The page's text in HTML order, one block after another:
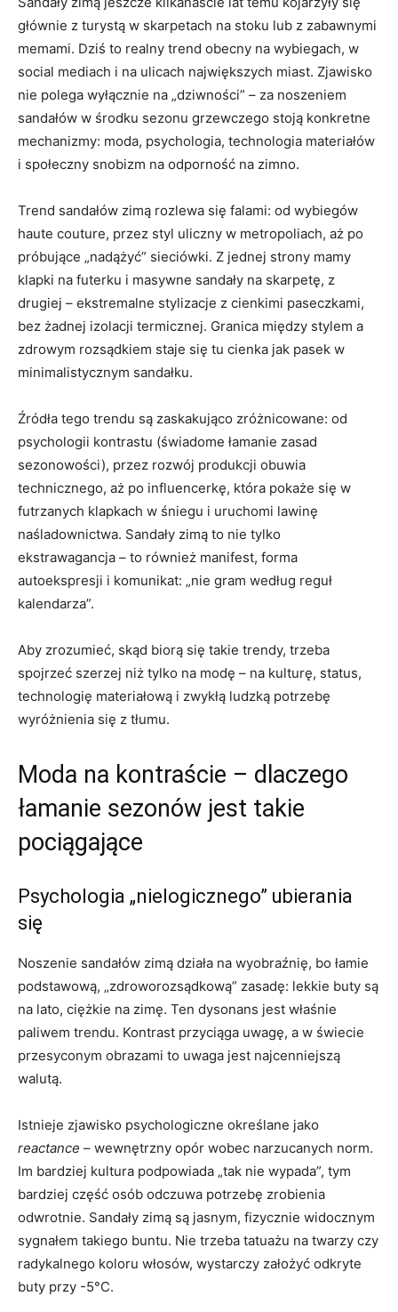
głównie z turystą w skarpetach na stoku lub z zabawnymi
memami. Dziś to realny trend obecny na wybiegach, w
social mediach i na ulicach największych miast. Zjawisko
nie polega wyłącznie na „dziwności” – za noszeniem
sandałów w środku sezonu grzewczego stoją konkretne
mechanizmy: moda, psychologia, technologia materiałów
i społeczny snobizm na odporność na zimno.
Trend sandałów zimą rozlewa się falami: od wybiegów
haute couture, przez styl uliczny w metropoliach, aż po
próbujące „nadążyć” sieciówki. Z jednej strony mamy
klapki na futerku i masywne sandały na skarpetę, z
drugiej – ekstremalne stylizacje z cienkimi paseczkami,
bez żadnej izolacji termicznej. Granica między stylem a
zdrowym rozsądkiem staje się tu cienka jak pasek w
minimalistycznym sandałku.
Źródła tego trendu są zaskakująco zróżnicowane: od
psychologii kontrastu (świadome łamanie zasad
sezonowości), przez rozwój produkcji obuwia
technicznego, aż po influencerkę, która pokaże się w
futrzanych klapkach w śniegu i uruchomi lawinę
naśladownictwa. Sandały zimą to nie tylko
ekstrawagancja – to również manifest, forma
autoekspresji i komunikat: „nie gram według reguł
kalendarza”.
Aby zrozumieć, skąd biorą się takie trendy, trzeba
spojrzeć szerzej niż tylko na modę – na kulturę, status,
technologię materiałową i zwykłą ludzką potrzebę
wyróżnienia się z tłumu.
Moda na kontraście – dlaczego
łamanie sezonów jest takie
pociągające
Psychologia „nielogicznego” ubierania
się
Noszenie sandałów zimą działa na wyobraźnię, bo łamie
podstawową, „zdroworozsądkową” zasadę: lekkie buty są
na lato, ciężkie na zimę. Ten dysonans jest właśnie
paliwem trendu. Kontrast przyciąga uwagę, a w świecie
przesyconym obrazami to uwaga jest najcenniejszą
walutą.
Istnieje zjawisko psychologiczne określane jako
reactance – wewnętrzny opór wobec narzucanych norm.
Im bardziej kultura podpowiada „tak nie wypada”, tym
bardziej część osób odczuwa potrzebę zrobienia
odwrotnie. Sandały zimą są jasnym, fizycznie widocznym
sygnałem takiego buntu. Nie trzeba tatuażu na twarzy czy
radykalnego koloru włosów, wystarczy założyć odkryte
buty przy -5°C.